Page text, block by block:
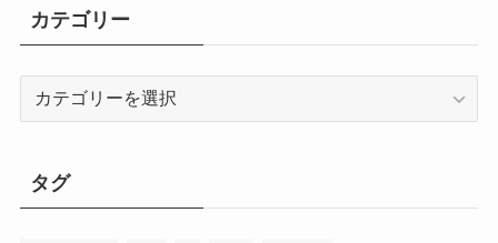
カテゴリー
ー
タグ